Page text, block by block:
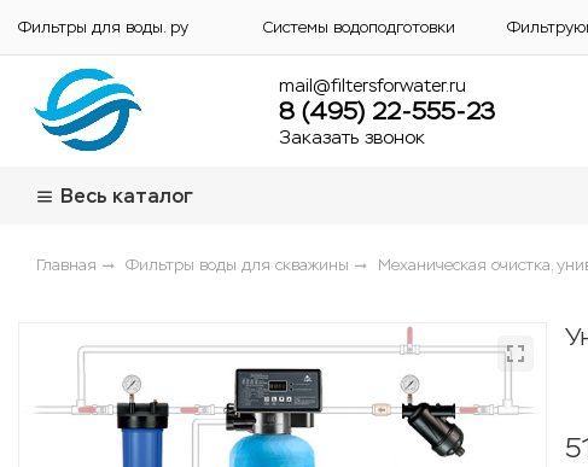
Фильтры для воды. ру Системы водоподготовки
mail@filtersforwater.ru
8 (495) 22-555-23
Заказать звонок
Весь каталог
Главная Фильтры воды для скважины Механическая очистка,